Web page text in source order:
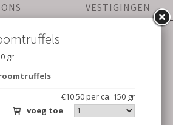
VESTIGINGEN